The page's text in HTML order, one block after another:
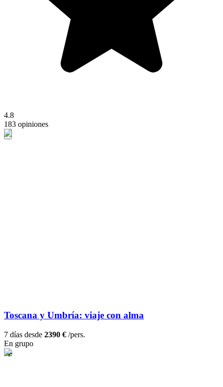
4.8
183 opiniones
Toscana y Umbría: viaje con alma
7 días desde 2390 € /pers.
En grupo